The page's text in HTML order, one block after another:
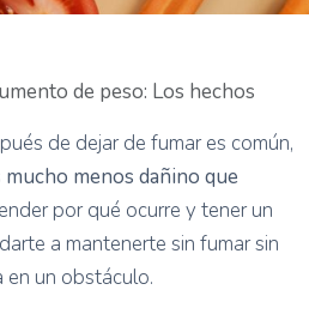
de peso: Los hechos
de dejar de fumar es común,
mucho menos dañino que
por qué ocurre y tener un
a mantenerte sin fumar sin
un obstáculo.